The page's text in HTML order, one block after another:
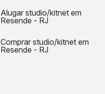
Alugar studio/kitnet em
Resende - RJ
Comprar studio/kitnet em
Resende - RJ